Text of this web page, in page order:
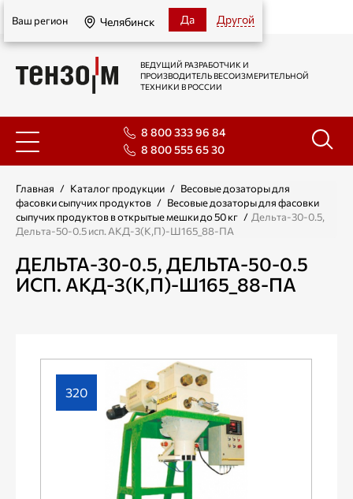
Челябинск
Ваш регион Челябинск Да Другой
ВЕДУЩИЙ РАЗРАБОТЧИК И
ПРОИЗВОДИТЕЛЬ ВЕСОИЗМЕРИТЕЛЬНОЙ
ТЕХНИКИ В РОССИИ
8 800 333 96 84
8 800 555 65 30
Главная / Каталог продукции / Весовые дозаторы для
фасовки сыпучих продуктов / Весовые дозаторы для фасовки
сыпучих продуктов в открытые мешки до 50 кг / Дельта-30-0.5,
Дельта-50-0.5 исп. АКД-3(К,П)-Ш165_88-ПА
ДЕЛЬТА-30-0.5, ДЕЛЬТА-50-0.5
ИСП. АКД-3(К,П)-Ш165_88-ПА
320